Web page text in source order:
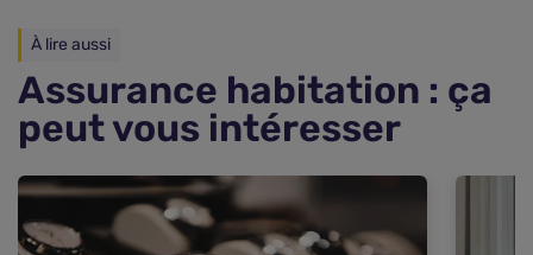
À lire aussi
Assurance habitation : ça
peut vous intéresser